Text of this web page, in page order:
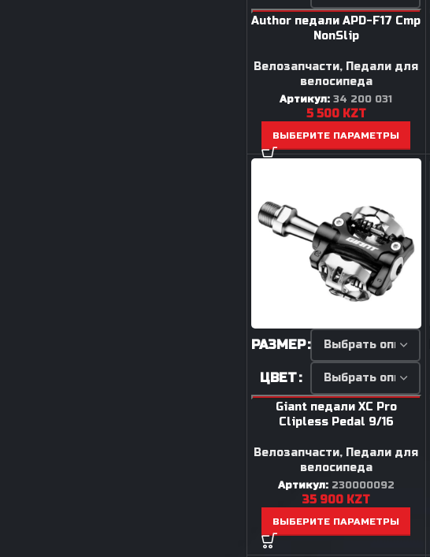
Author педали APD-F17 Cmp
NonSlip
Велозапчасти, Педали для
велосипеда
Артикул:34 200 031
5 500 KZT
ВЫБЕРИТЕ ПАРАМЕТРЫ
РАЗМЕР
ЦВЕТ
Giant педали XC Pro
Clipless Pedal 9/16
Велозапчасти, Педали для
велосипеда
Артикул: 230000092
35 900 KZT
ВЫБЕРИТЕ ПАРАМЕТРЫ